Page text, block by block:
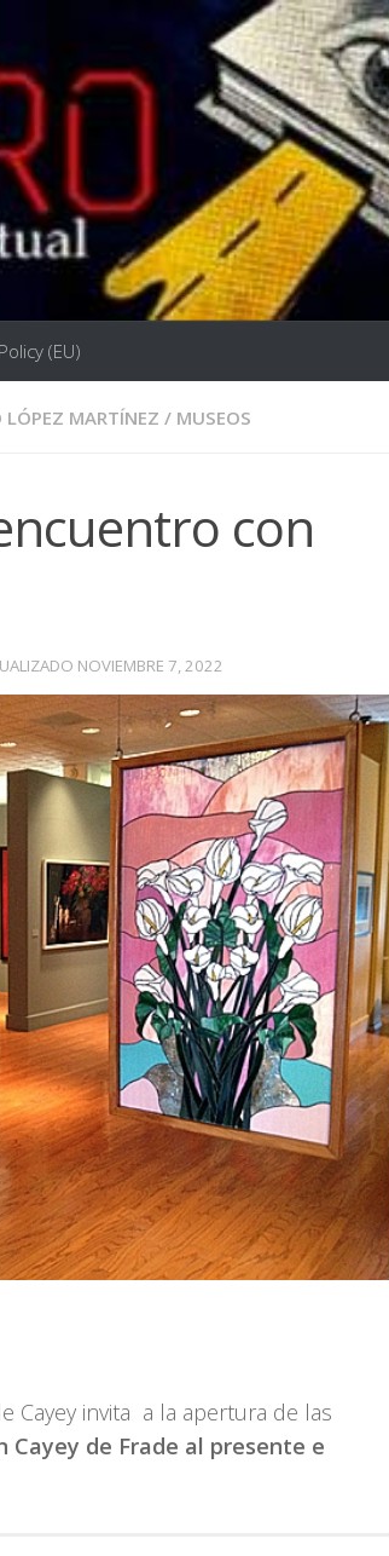
(EU)
LÓPEZ MARTÍNEZ / MUSEOS
con
NOVIEMBRE 7, 2022
Cayey invita a la apertura de las
Cayey de Frade al presente e